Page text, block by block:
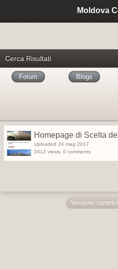
Cerca Risultati
Forum Blogs
Homepage di Scelta
Uploaded 24 mag 2017
2412 views, 0 comments
Versione